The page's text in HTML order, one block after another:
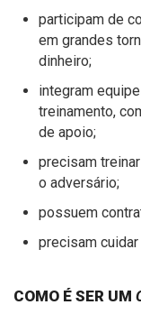
participam de
em grandes
dinheiro;
integram
treinamento,
de apoio;
precisam
o adversário;
possuem
precisam
COMO É SER UM